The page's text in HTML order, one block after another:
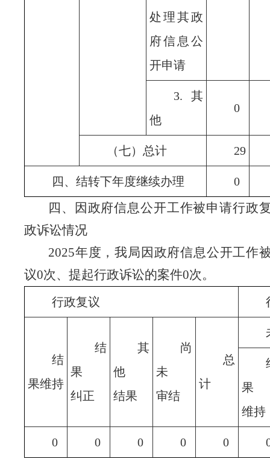
处理其政
府信息公
开申请
3.其
他
0
（七）总计 29
四、结转下年度继续办理 0
四、因政府信息公开工作被申请行政
政诉讼情况
2025年度，我局因政府信息公开工作
议0次、提起行政诉讼的案件0次。
行政复议
结
果维持
结
果
纠正
其
他
结果
尚
未
审结
总
计
果
维持
0 0 0 0 0